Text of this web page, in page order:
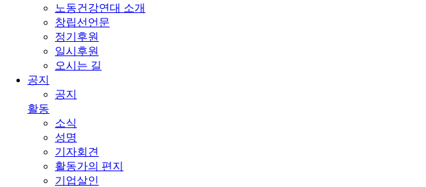
노동건강연대 소개
창립선언문
정기후원
일시후원
오시는 길
공지
공지
활동
소식
성명
기자회견
활동가의 편지
기업살인